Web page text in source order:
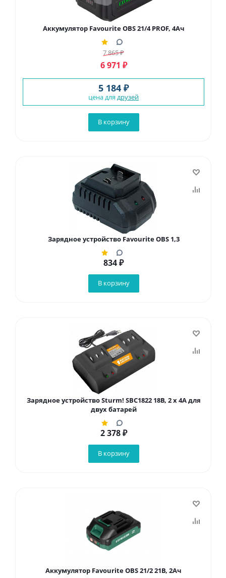
Аккумулятор Favourite OBS 21/4 PROF, 4Ач
7 865₽
6 971 ₽
5 184 ₽
цена для друзей
В корзину
Зарядное устройство Favourite OBS 1,3
834₽
В корзину
Зарядное устройство Sturm! SBC1822 18В, 2 x 4А для
двух батарей
2 378₽
В корзину
Аккумулятор Favourite OBS 21/2 21В, 2Ач